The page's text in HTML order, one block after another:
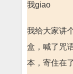
我giao
我给大家讲
盒，喊了咒
本，寄住在